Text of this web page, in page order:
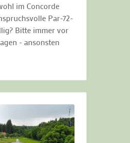
im Concorde
Par-72-
Bitte immer vor
- ansonsten